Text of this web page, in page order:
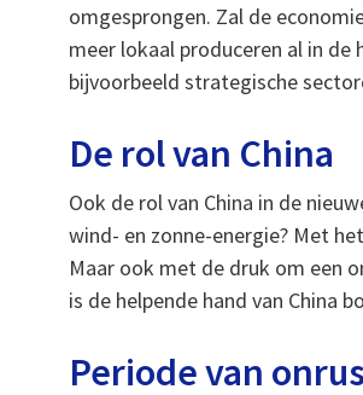
omgesprongen. Zal de
meer lokaal produceren al in de
bijvoorbeeld strategische
De rol van China
Ook de rol van China in de
wind- en zonne-energie? Met
Maar ook met de druk om een
is de helpende hand van China
Periode van